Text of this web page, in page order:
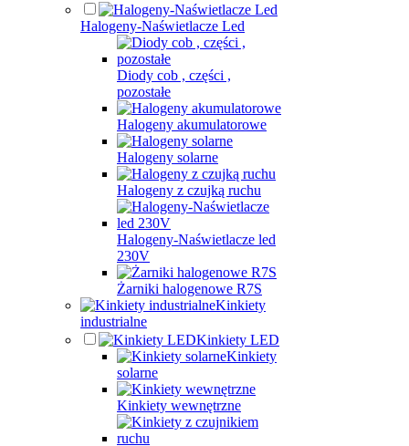
Halogeny-Naświetlacze Led
Diody cob , części ,
pozostałe
Halogeny akumulatorowe
Halogeny solarne
Halogeny z czujką ruchu
Halogeny-Naświetlacze led
230V
Żarniki halogenowe R7S
Kinkiety
industrialne
Kinkiety LED
Kinkiety
solarne
Kinkiety wewnętrzne